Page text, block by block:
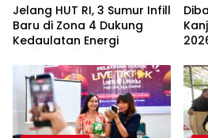
Jelang HUT RI, 3 Sumur Infill
Baru di Zona 4 Dukung
Kedaulatan Energi